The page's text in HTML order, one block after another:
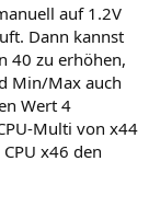
auf 1.2V
Dann kannst
40 zu erhöhen,
Min/Max auch
Wert 4
Multi von x44
x46 den